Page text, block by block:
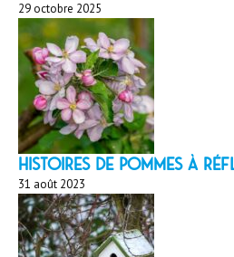
29 octobre 2025
HISTOIRES DE POMMES À
31 août 2023